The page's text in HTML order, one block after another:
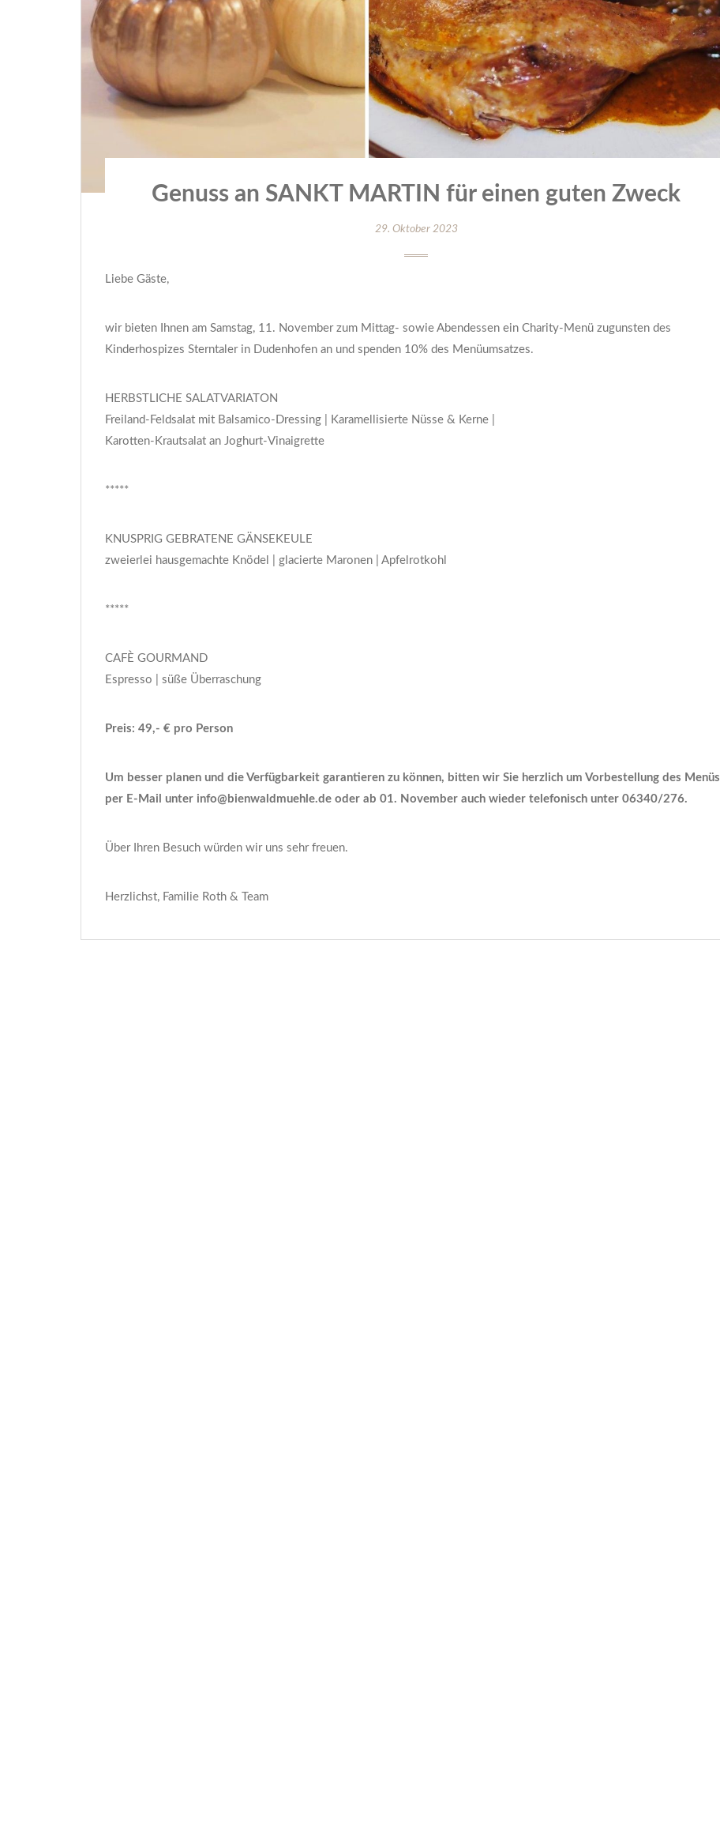
Genuss an SANKT MARTIN für einen guten Zweck
29. Oktober 2023
Liebe Gäste,
wir bieten Ihnen am Samstag, 11. November zum Mittag- sowie Abendessen ein Charity-Menü zugunsten des
Kinderhospizes Sterntaler in Dudenhofen an und spenden 10% des Menüumsatzes.
HERBSTLICHE SALATVARIATON
Freiland-Feldsalat mit Balsamico-Dressing | Karamellisierte Nüsse & Kerne |
Karotten-Krautsalat an Joghurt-Vinaigrette
*****
KNUSPRIG GEBRATENE GÄNSEKEULE
zweierlei hausgemachte Knödel | glacierte Maronen | Apfelrotkohl
*****
CAFÈ GOURMAND
Espresso | süße Überraschung
Preis: 49,- € pro Person
Um besser planen und die Verfügbarkeit garantieren zu können, bitten wir Sie herzlich um Vorbestellung des Menüs
per E-Mail unter info@bienwaldmuehle.de oder ab 01. November auch wieder telefonisch unter 06340/276.
Über Ihren Besuch würden wir uns sehr freuen.
Herzlichst, Familie Roth & Team